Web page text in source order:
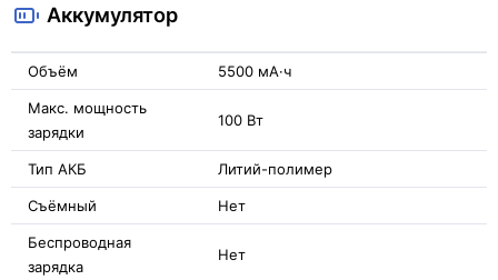
Аккумулятор
Объём 5500 мА·ч
Макс. мощность
зарядки
100 Вт
Тип АКБ Литий-полимер
Съёмный Нет
Беспроводная
зарядка
Нет